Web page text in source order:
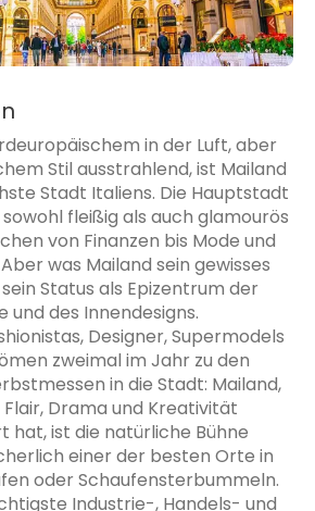
in der Luft, aber
Stil ausstrahlend, ist Mailand
Stadt Italiens. Die Hauptstadt
fleißig als auch glamourös
von Finanzen bis Mode und
was Mailand sein gewisses
Status als Epizentrum der
und des Innendesigns.
Designer, Supermodels
zweimal im Jahr zu den
in die Stadt: Mailand,
Flair, Drama und Kreativität
hat, ist die natürliche Bühne
einer der besten Orte in
oder Schaufensterbummeln.
Industrie-, Handels- und